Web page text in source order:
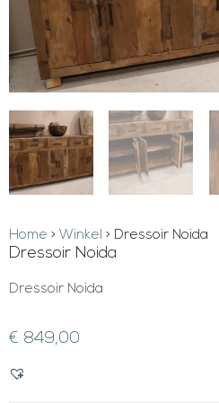
Home > Winkel > Dressoir Noida
Dressoir Noida
Dressoir Noida
€ 849,00